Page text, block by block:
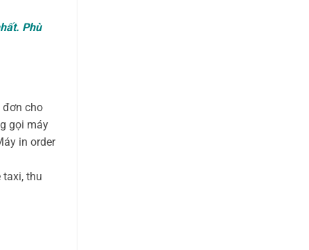
Phù
đơn cho
gọi máy
in order
taxi, thu